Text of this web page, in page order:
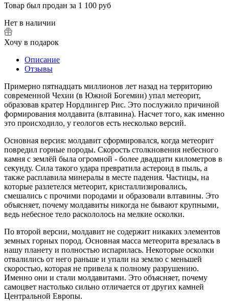
Товар был продан за 1 100 руб
Нет в наличии
Хочу в подарок
Описание
Отзывы
Примерно пятнадцать миллионов лет назад на территорию
современной Чехии (в Южной Богемии) упал метеорит,
образовав кратер Нордлингер Рис. Это послужило причиной
формирования молдавита (влтавина). Насчет того, как именно
это происходило, у геологов есть несколько версий.
Основная версия: молдавит сформировался, когда метеорит
повредил горные породы. Скорость столкновения небесного
камня с землёй была огромной - более двадцати километров в
секунду. Сила такого удара превратила астероид в пыль, а
также расплавила минералы в месте падения. Частицы, на
которые разлетелся метеорит, кристаллизировались,
смешались с прочими породами и образовали влтавины. Это
объясняет, почему молдавиты никогда не бывают крупными,
ведь небесное тело раскололось на мелкие осколки.
По второй версии, молдавит не содержит никаких элементов
земных горных пород. Основная масса метеорита врезалась в
нашу планету и полностью испарилась. Некоторые осколки
отвалились от него раньше и упали на землю с меньшей
скоростью, которая не привела к полному разрушению.
Именно они и стали молдавитами. Это объясняет, почему
самоцвет настолько сильно отличается от других камней
Центральной Европы.